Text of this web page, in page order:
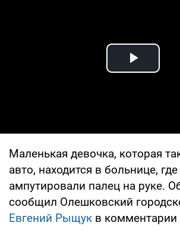
Play
Маленькая девочка, которая
авто, находится в больнице, где
ампутировали палец на руке.
сообщил Олешковский
Евгений Рыщук в комментарии